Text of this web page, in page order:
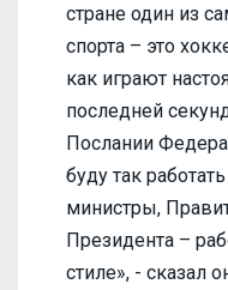
стране один из
спорта – это
как играют
последней
Послании
буду так
министры,
Президента –
стиле», - сказал